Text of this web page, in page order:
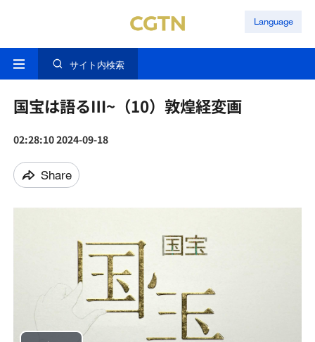
Language
サイト内検索
国宝は語るⅢ~（10）敦煌経変画
02:28:10 2024-09-18
Share